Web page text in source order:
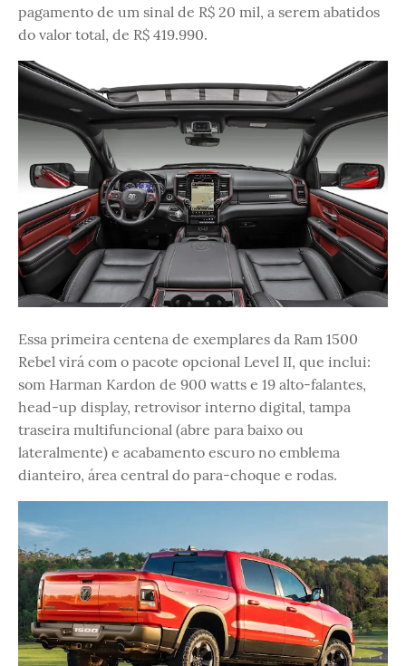
pagamento de um sinal de R$ 20 mil, a serem abatidos
do valor total, de R$ 419.990.
Essa primeira centena de exemplares da Ram 1500
Rebel virá com o pacote opcional Level II, que inclui:
som Harman Kardon de 900 watts e 19 alto-falantes,
head-up display, retrovisor interno digital, tampa
traseira multifuncional (abre para baixo ou
lateralmente) e acabamento escuro no emblema
dianteiro, área central do para-choque e rodas.